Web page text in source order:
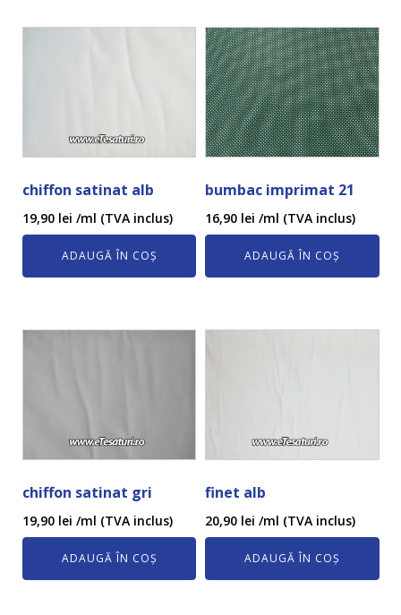
chiffon satinat alb
19,90 lei /ml (TVA inclus)
ADAUGĂ ÎN COȘ
bumbac imprimat 21
16,90 lei /ml (TVA inclus)
ADAUGĂ ÎN COȘ
chiffon satinat gri
19,90 lei /ml (TVA inclus)
ADAUGĂ ÎN COȘ
finet alb
20,90 lei /ml (TVA inclus)
ADAUGĂ ÎN COȘ